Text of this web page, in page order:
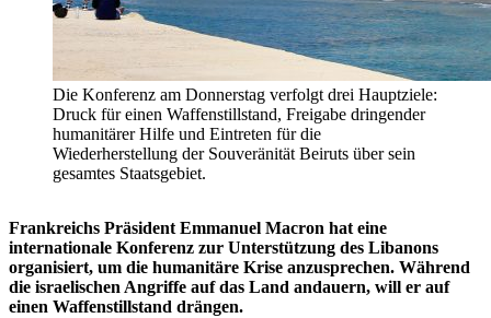
Die Konferenz am Donnerstag verfolgt drei Hauptziele:
Druck für einen Waffenstillstand, Freigabe dringender
humanitärer Hilfe und Eintreten für die
Wiederherstellung der Souveränität Beiruts über sein
gesamtes Staatsgebiet.
Frankreichs Präsident Emmanuel Macron hat eine
internationale Konferenz zur Unterstützung des Libanons
organisiert, um die humanitäre Krise anzusprechen. Während
die israelischen Angriffe auf das Land andauern, will er auf
einen Waffenstillstand drängen.